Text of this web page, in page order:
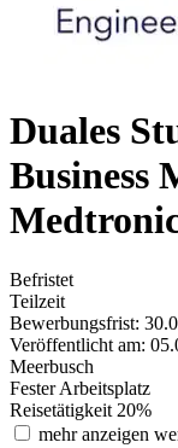
Duales
Business
Befristet
Teilzeit
Bewerbungsfrist:
Veröffentlicht am:
Meerbusch
Fester Arbeitsplatz
Reisetätigkeit 20%
mehr anzeigen